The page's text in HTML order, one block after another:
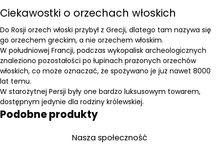
Ciekawostki o orzechach włoskich
Do Rosji orzech włoski przybył z Grecji, dlatego tam nazywa się
go orzechem greckim, a nie orzechem włoskim.
W południowej Francji, podczas wykopalisk archeologicznych
znaleziono pozostałości po łupinach prażonych orzechów
włoskich, co może oznaczać, że spożywano je już nawet 8000
lat temu.
W starożytnej Persji były one bardzo luksusowym towarem,
dostępnym jedynie dla rodziny królewskiej.
Podobne produkty
Nasza społeczność